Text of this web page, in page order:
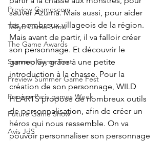
Preview Gamescom
Tokyo Game Show
The Game Awards
Summer Game Fest
Preview Summer Game Fest
Preview Paris games Week
Future Game Show
Avis JdS
sauver Azuma. Mais aussi, pour aider
les nombreux villageois de la région.
Mais avant de partir, il va falloir créer
son personnage. Et découvrir le
gameplay, grâce à une petite
introduction à la chasse. Pour la
création de son personnage, WILD
HEARTS propose de nombreux outils
de personnalisation, afin de créer un
héros qui nous ressemble. On va
pouvoir personnaliser son personnage